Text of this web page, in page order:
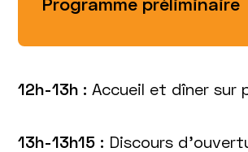
12h-13h : Accueil et dîner sur
13h-13h15 : Discours